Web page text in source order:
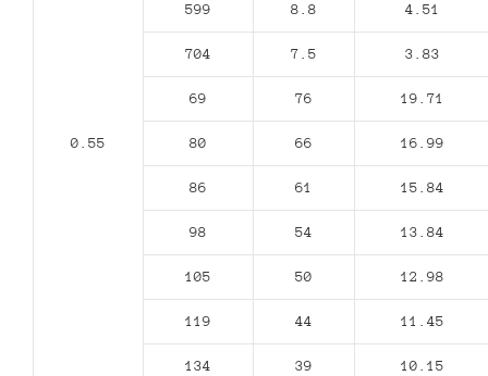
0.55
599 8.8 4.51
704 7.5 3.83
69 76 19.71
80 66 16.99
86 61 15.84
98 54 13.84
105 50 12.98
119 44 11.45
134 39 10.15